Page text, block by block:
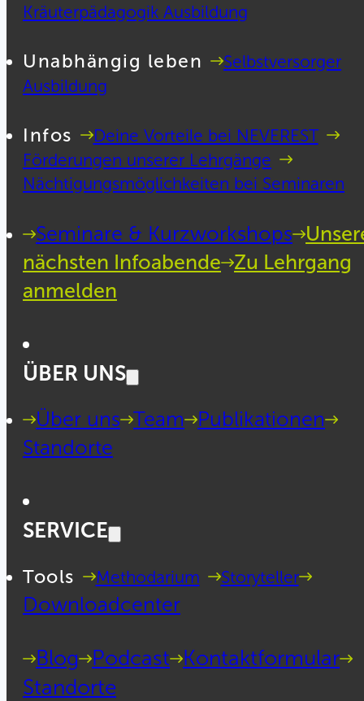
Kräuterpädagogik Ausbildung
Unabhängig leben
Selbstversorger
Ausbildung
Infos
Deine Vorteile bei NEVEREST
Förderungen unserer Lehrgänge
Nächtigungsmöglichkeiten bei Seminaren
Seminare & Kurzworkshops
nächsten Infoabende Zu Lehrgang
anmelden
ÜBER UNS
Über uns Team
Publikationen
Standorte
SERVICE
Tools Methodarium Storyteller
Downloadcenter
Blog Podcast Kontaktformular
Standorte